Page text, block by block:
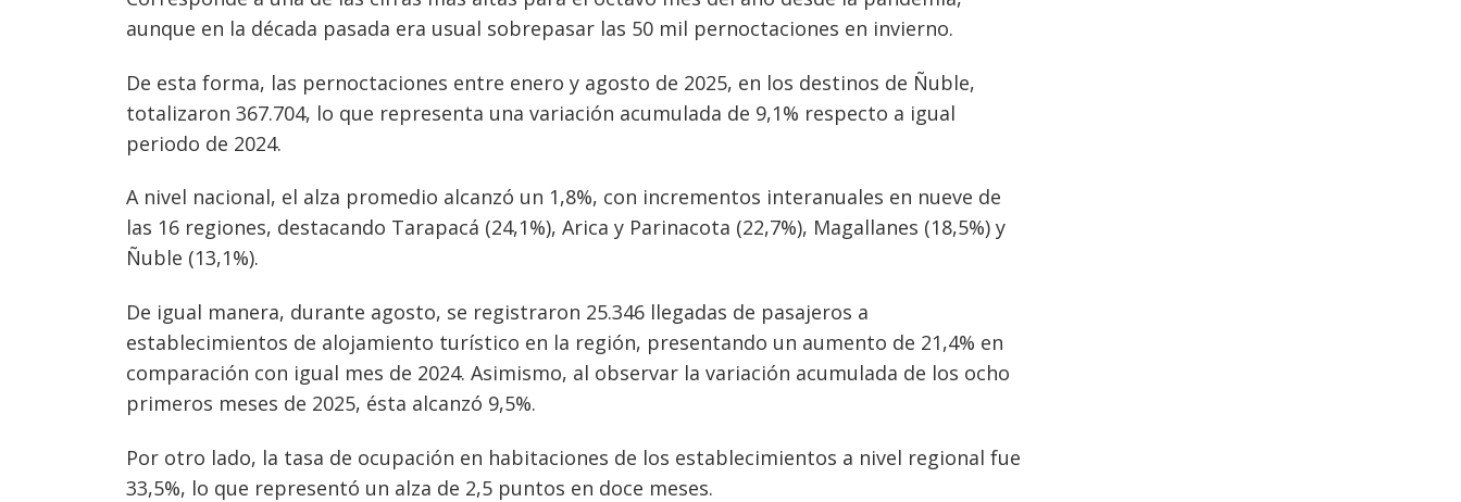
aunque en la década pasada era usual sobrepasar las 50 mil pernoctaciones en invierno.
De esta forma, las pernoctaciones entre enero y agosto de 2025, en los destinos de Ñuble,
totalizaron 367.704, lo que representa una variación acumulada de 9,1% respecto a igual
periodo de 2024.
A nivel nacional, el alza promedio alcanzó un 1,8%, con incrementos interanuales en nueve de
las 16 regiones, destacando Tarapacá (24,1%), Arica y Parinacota (22,7%), Magallanes (18,5%) y
Ñuble (13,1%).
De igual manera, durante agosto, se registraron 25.346 llegadas de pasajeros a
establecimientos de alojamiento turístico en la región, presentando un aumento de 21,4% en
comparación con igual mes de 2024. Asimismo, al observar la variación acumulada de los ocho
primeros meses de 2025, ésta alcanzó 9,5%.
Por otro lado, la tasa de ocupación en habitaciones de los establecimientos a nivel regional fue
33,5%, lo que representó un alza de 2,5 puntos en doce meses.
Navegación